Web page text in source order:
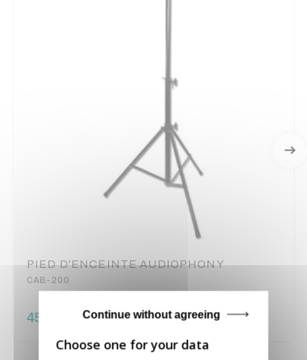
PIED D'ENCEINTE AUDIOPHONY
CAB-200
45,00 € Continue without agreeing